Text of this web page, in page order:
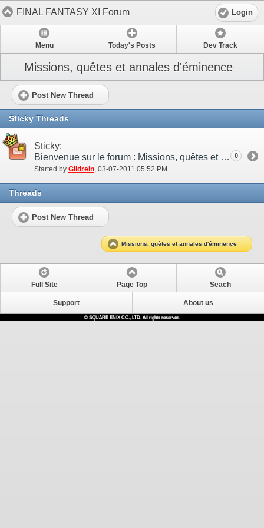
FINAL FANTASY XI Forum Login
Menu Today's Posts Dev Track
Missions, quêtes et annales d'éminence
Post New Thread
Sticky Threads
Sticky:
Bienvenue sur le forum : Missions, quêtes et annales d'éminence
Started by Gildrein‎, 03-07-2011 05:52 PM
0
Threads
Post New Thread
Missions, quêtes et annales d'éminence
Full Site Page Top Seach
Support About us
© SQUARE ENIX CO., LTD. All rights reserved.